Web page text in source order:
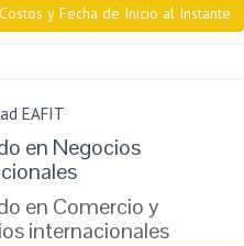
y Fecha de Inicio al Instante
EAFIT
en Negocios
en Comercio y
internacionales